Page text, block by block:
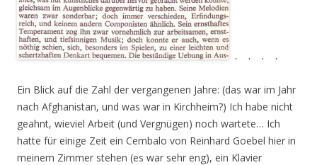
. . . .
Ein Blick auf die Zahl der vergangenen Jahre: (das war im Jahr
nach Afghanistan, und was war in Kirchheim?) Ich habe nicht
geahnt, wieviel Arbeit (und Vergnügen) noch wartete… Ich
hatte für einige Zeit ein Cembalo von Reinhard Goebel hier in
meinem Zimmer stehen (es war sehr eng), ein Klavier